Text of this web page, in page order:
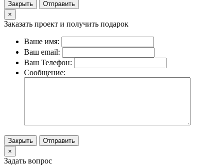
Закрыть
Отправить
×
Заказать проект и получить подарок
Ваше имя:
Ваш email:
Ваш Телефон:
Сообщение:
Закрыть
Отправить
×
Задать вопрос